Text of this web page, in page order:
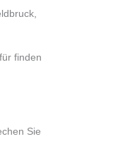
finden
Sie